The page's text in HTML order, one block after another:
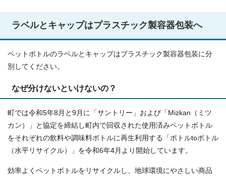
ラベルとキャップはプラスチック製容器包装へ
ペットボトルのラベルとキャップはプラスチック製容器包装に分
別してください。
なぜ分けないといけないの？
町では令和5年8月と9月に「サントリー」および「Mizkan（ミツ
カン）」と協定を締結し町内で回収された使用済みペットボトル
をそれぞれの飲料や調味料ボトルに再生利用する「ボトルtoボトル
（水平リサイクル）」を令和6年4月より開始しています。
効率よくペットボトルをリサイクルし、地球環境にやさしい商品